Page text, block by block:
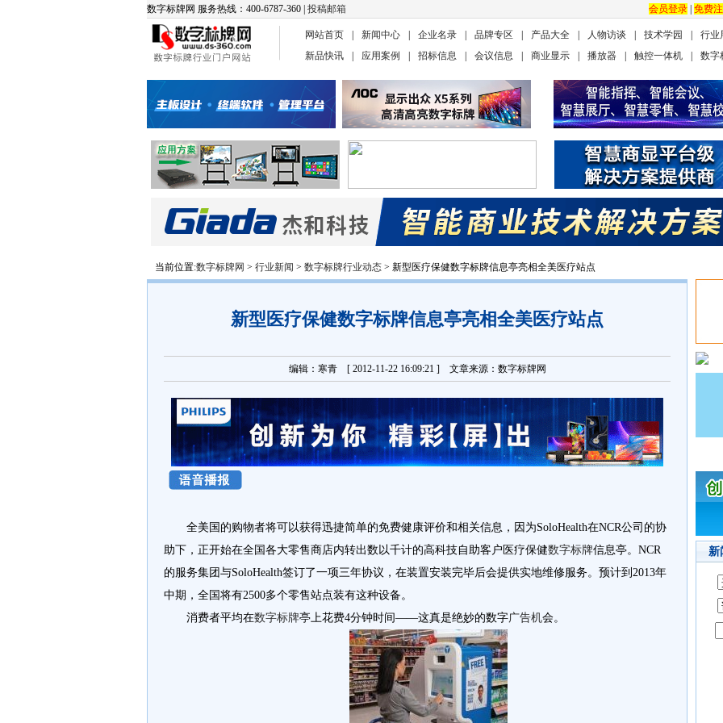
数字标牌网 服务热线：400-6787-360 | 投稿邮箱 会员登录 免费
网站首页 新闻中心 企业名录 品牌专区 产品大全 人物访谈 技术学园
行业
新品快讯
应用案例 招标信息 会议信息 商业显示 播放器 触控一体机 数字
当前位置:数字标牌网 > 行业新闻 > 数字标牌行业动态 > 新型医疗保健数字标牌信息亭亮相全美医疗站点
新型医疗保健数字标牌信息亭亮相全美医疗站点
编辑：寒青 [ 2012-11-22 16:09:21 ] 文章来源：数字标牌网
全美国的购物者将可以获得迅捷简单的免费健康评价和相关信息，因为SoloHealth在NCR公司的协
助下，正开始在全国各大零售商店内转出数以千计的高科技自助客户医疗保健数字标牌信息亭。NCR
的服务集团与SoloHealth签订了一项三年协议，在装置安装完毕后会提供实地维修服务。预计到2013年
中期，全国将有2500多个零售站点装有这种设备。
消费者平均在数字标牌亭上花费4分钟时间——这真是绝妙的数字广告机会。
新